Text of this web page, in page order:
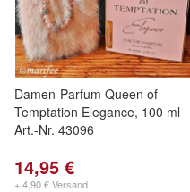
Damen-Parfum Queen of
Temptation Elegance, 100 ml
Art.-Nr. 43096
14,95 €
+ 4,90 € Versand